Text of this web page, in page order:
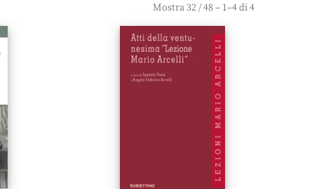
Mostra32/48– 1–4 di 4